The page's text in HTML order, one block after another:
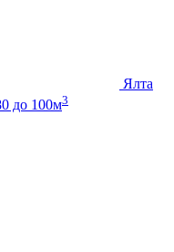
Ялта
до 100м3